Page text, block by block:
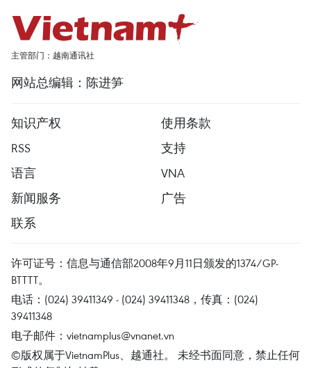
主管部门：越南通讯社
网站总编辑：陈进笋
知识产权
使用条款
RSS
支持
语言
VNA
新闻服务
广告
联系
许可证号：信息与通信部2008年9月11日颁发的1374/GP-
BTTTT。
电话：(024) 39411349 - (024) 39411348，传真：(024)
39411348
电子邮件： vietnamplus@vnanet.vn
©版权属于VietnamPlus、越通社。 未经书面同意，禁止任何